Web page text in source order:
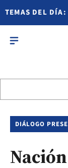
TEMAS DEL DÍA:
DIÁLOGO